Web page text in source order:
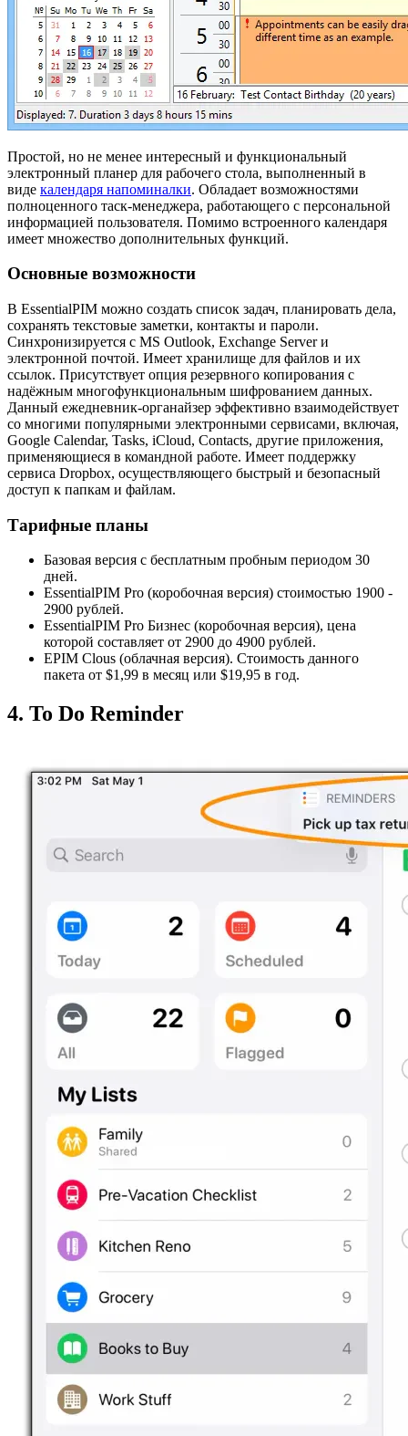
Простой, но не менее интересный и функциональный
электронный планер для рабочего стола, выполненный в
виде календаря напоминалки. Обладает возможностями
полноценного таск-менеджера, работающего с персональной
информацией пользователя. Помимо встроенного календаря
имеет множество дополнительных функций.
Основные возможности
В EssentialPIM можно создать список задач, планировать дела,
сохранять текстовые заметки, контакты и пароли.
Синхронизируется с MS Outlook, Exchange Server и
электронной почтой. Имеет хранилище для файлов и их
ссылок. Присутствует опция резервного копирования с
надёжным многофункциональным шифрованием данных.
Данный ежедневник-органайзер эффективно взаимодействует
со многими популярными электронными сервисами, включая,
Google Calendar, Tasks, iCloud, Contacts, другие приложения,
применяющиеся в командной работе. Имеет поддержку
сервиса Dropbox, осуществляющего быстрый и безопасный
доступ к папкам и файлам.
Тарифные планы
Базовая версия с бесплатным пробным периодом 30
дней.
EssentialPIM Pro (коробочная версия) стоимостью 1900 -
2900 рублей.
EssentialPIM Pro Бизнес (коробочная версия), цена
которой составляет от 2900 до 4900 рублей.
EPIM Clous (облачная версия). Стоимость данного
пакета от $1,99 в месяц или $19,95 в год.
4. To Do Reminder